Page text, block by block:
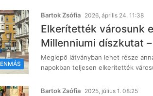
Bartok Zsófia 2026, április 24. 11:38
Elkerítették városunk
Millenniumi díszkutat
Meglepő látványban lehet része
napokban teljesen elkerítették
Bartok Zsófia 2025, július 1. 08:25